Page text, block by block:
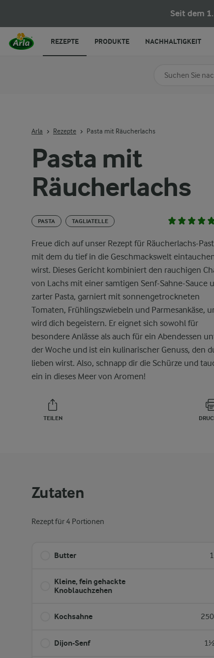
Seit dem
Pasta mit
Räucherlachs
PASTA TAGLIATELLE
Freue dich auf unser Rezept für Räucherlachs-
mit dem du tief in die Geschmackswelt
wirst. Dieses Gericht kombiniert den rauchigen
von Lachs mit einer samtigen Senf-Sahne-Sauce
zarter Pasta, garniert mit sonnengetrockneten
Tomaten, Frühlingszwiebeln und Parmesankäse,
wird dich begeistern. Er eignet sich sowohl für
besondere Anlässe als auch für ein Abendessen
der Woche und ist ein kulinarischer Genuss, den
lieben wirst. Also, schnapp dir die Schürze und
ein in dieses Meer von Aromen!
TEILEN
Arla Rezepte Pasta mit Räucherlachs
Zutaten
Rezept für 4 Portionen
Butter
Kleine, fein gehackte
Knoblauchzehen
Kochsahne
Dijon-Senf
Nach Kategorie
REZEPTE PRODUKTE NACHHALTIGKEIT